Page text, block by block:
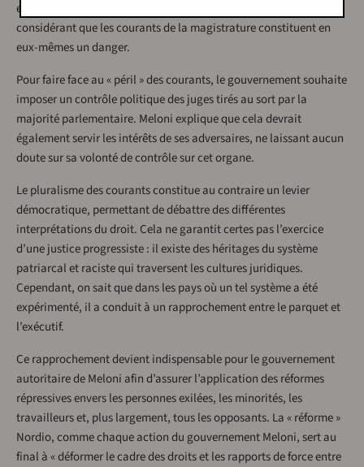
en réalité sur une fausse conception de la démocratie,
considérant que les courants de la magistrature constituent en
eux-mêmes un danger.
Pour faire face au « péril » des courants, le gouvernement souhaite
imposer un contrôle politique des juges tirés au sort par la
majorité parlementaire. Meloni explique que cela devrait
également servir les intérêts de ses adversaires, ne laissant aucun
doute sur sa volonté de contrôle sur cet organe.
Le pluralisme des courants constitue au contraire un levier
démocratique, permettant de débattre des différentes
interprétations du droit. Cela ne garantit certes pas l’exercice
d’une justice progressiste : il existe des héritages du système
patriarcal et raciste qui traversent les cultures juridiques.
Cependant, on sait que dans les pays où un tel système a été
expérimenté, il a conduit à un rapprochement entre le parquet et
l’exécutif.
Ce rapprochement devient indispensable pour le gouvernement
autoritaire de Meloni afin d’assurer l’application des réformes
répressives envers les personnes exilées, les minorités, les
travailleurs et, plus largement, tous les opposants. La « réforme »
Nordio, comme chaque action du gouvernement Meloni, sert au
final à « déformer le cadre des droits et les rapports de force entre